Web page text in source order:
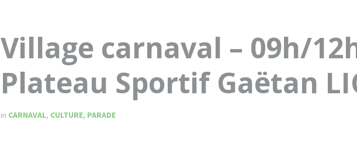
Village carnaval – 09h/
Plateau Sportif Gaëtan
in CARNAVAL, CULTURE, PARADE